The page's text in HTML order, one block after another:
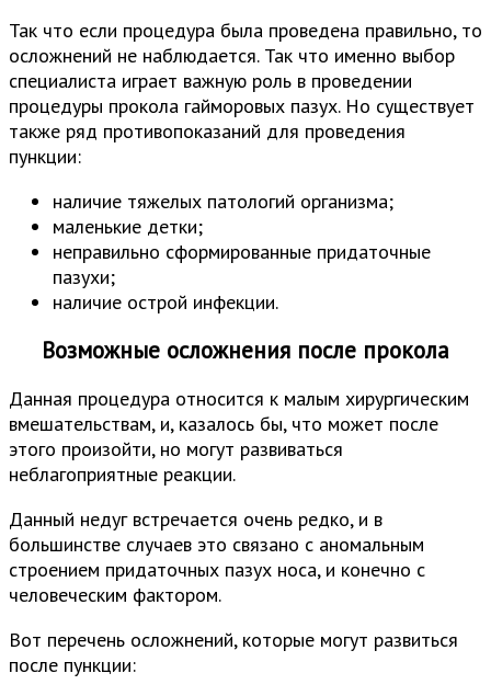
Так что если процедура была проведена правильно, то
осложнений не наблюдается. Так что именно выбор
специалиста играет важную роль в проведении
процедуры прокола гайморовых пазух. Но существует
также ряд противопоказаний для проведения
пункции:
наличие тяжелых патологий организма;
маленькие детки;
неправильно сформированные придаточные
пазухи;
наличие острой инфекции.
Возможные осложнения после прокола
Данная процедура относится к малым хирургическим
вмешательствам, и, казалось бы, что может после
этого произойти, но могут развиваться
неблагоприятные реакции.
Данный недуг встречается очень редко, и в
большинстве случаев это связано с аномальным
строением придаточных пазух носа, и конечно с
человеческим фактором.
Вот перечень осложнений, которые могут развиться
после пункции: